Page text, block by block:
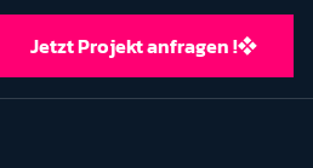
Jetzt Projekt anfragen !